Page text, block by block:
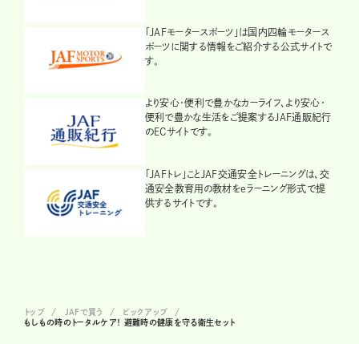
「JAFモータースポーツ」は国内四輪モータース
ポーツに関する情報をご紹介する公式サイトで
す。
より安心・便利で豊かなカーライフ、より安心・
便利で豊かな生活をご提案するJAF通販紀行
のECサイトです。
「JAFトレ」ことJAF交通安全トレーニングは、交
通安全教育用の教材をeラーニング形式で提
供するサイトです。
トップ JAFで買う
ピックアップ
もしもの時のトータルケア！ 避難時の健康を守る衛生セット